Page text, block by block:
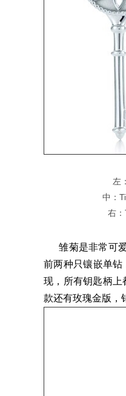
左
中：
右
雏菊是非常可爱
前两种只镶嵌单
现，所有钥匙柄上
款还有玫瑰金版，